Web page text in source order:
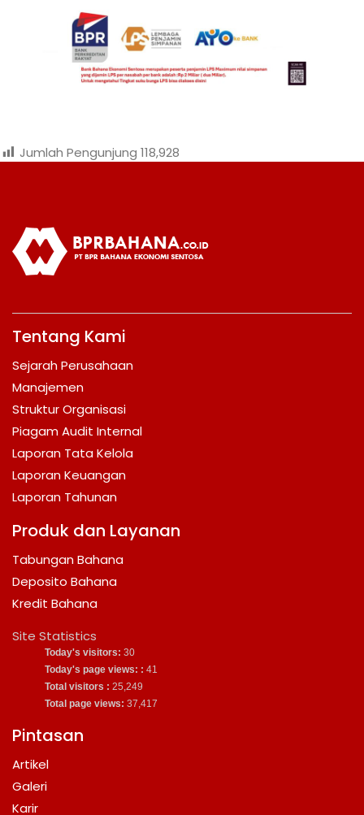
Jumlah Pengunjung 118,928
Tentang Kami
Sejarah Perusahaan
Manajemen
Struktur Organisasi
Piagam Audit Internal
Laporan Tata Kelola
Laporan Keuangan
Laporan Tahunan
Produk dan Layanan
Tabungan Bahana
Deposito Bahana
Kredit Bahana
Site Statistics
Today's visitors: 30
Today's page views: : 41
Total visitors : 25,249
Total page views: 37,417
Pintasan
Artikel
Galeri
Karir